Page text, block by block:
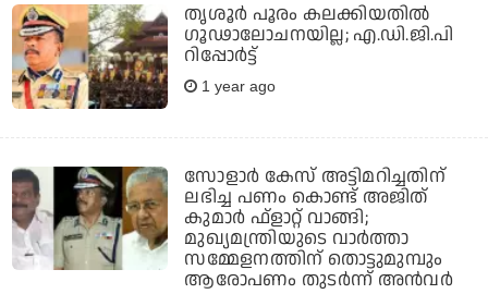
തൃശൂര്‍ പൂരം കലക്കിയതില്‍
ഗൂഢാലോചനയില്ല; എ.ഡി.ജി.പി
റിപ്പോര്‍ട്ട്
1 year ago
സോളാര്‍ കേസ് അട്ടിമറിച്ചതിന്
ലഭിച്ച പണം കൊണ്ട് അജിത്
കുമാര്‍ ഫ്‌ളാറ്റ് വാങ്ങി;
മുഖ്യമന്ത്രിയുടെ വാര്‍ത്താ
സമ്മേളനത്തിന് തൊട്ടുമുമ്പും
ആരോപണം തുടര്‍ന്ന് അന്‍വര്‍